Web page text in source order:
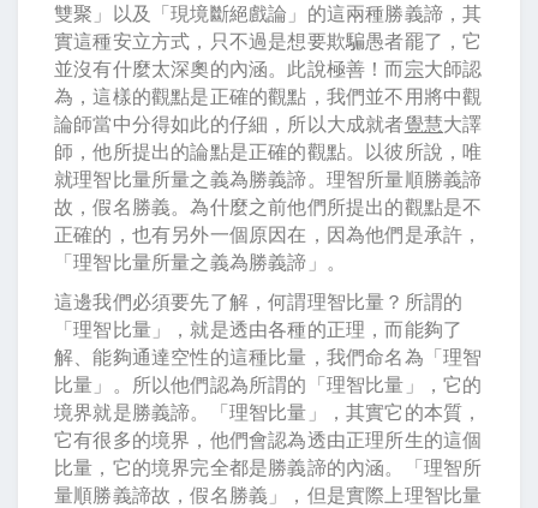
雙聚」以及「現境斷絕戲論」的這兩種勝義諦，其
實這種安立方式，只不過是想要欺騙愚者罷了，它
並沒有什麼太深奧的內涵。此說極善！而宗大師認
為，這樣的觀點是正確的觀點，我們並不用將中觀
論師當中分得如此的仔細，所以大成就者覺慧大譯
師，他所提出的論點是正確的觀點。以彼所說，唯
就理智比量所量之義為勝義諦。理智所量順勝義諦
故，假名勝義。為什麼之前他們所提出的觀點是不
正確的，也有另外一個原因在，因為他們是承許，
「理智比量所量之義為勝義諦」。
這邊我們必須要先了解，何謂理智比量？所謂的
「理智比量」，就是透由各種的正理，而能夠了
解、能夠通達空性的這種比量，我們命名為「理智
比量」。所以他們認為所謂的「理智比量」，它的
境界就是勝義諦。「理智比量」，其實它的本質，
它有很多的境界，他們會認為透由正理所生的這個
比量，它的境界完全都是勝義諦的內涵。「理智所
量順勝義諦故，假名勝義」，但是實際上理智比量